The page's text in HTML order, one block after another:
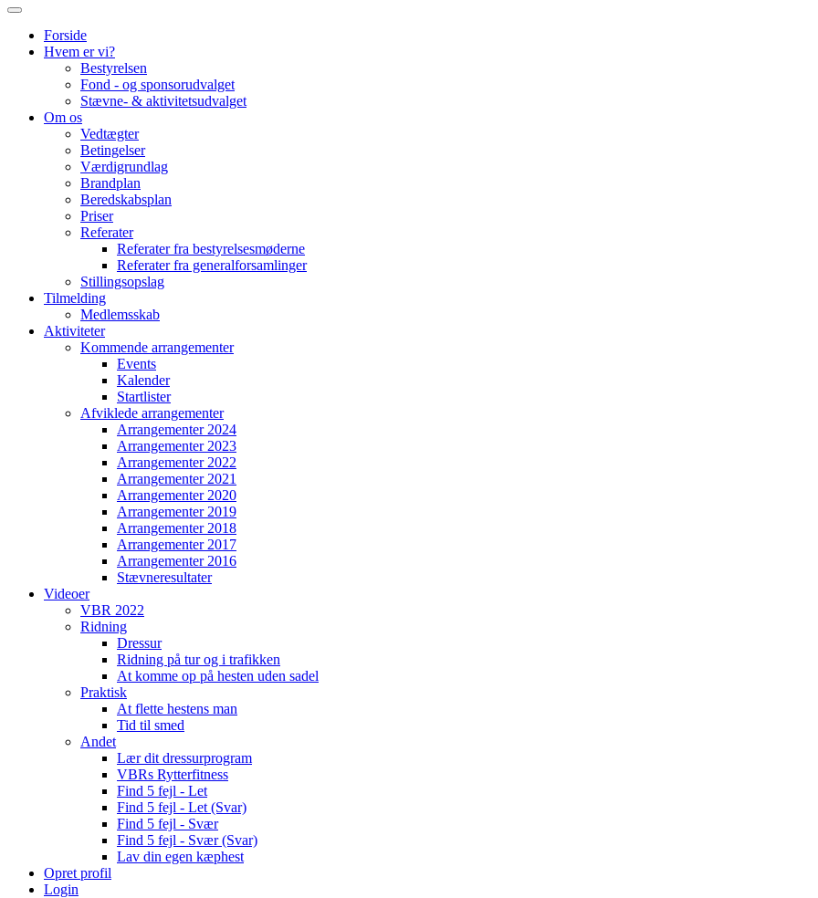
Forside
Hvem er vi?
Bestyrelsen
Fond - og sponsorudvalget
Stævne- & aktivitetsudvalget
Om os
Vedtægter
Betingelser
Værdigrundlag
Brandplan
Beredskabsplan
Priser
Referater
Referater fra bestyrelsesmøderne
Referater fra generalforsamlinger
Stillingsopslag
Tilmelding
Medlemsskab
Aktiviteter
Kommende arrangementer
Events
Kalender
Startlister
Afviklede arrangementer
Arrangementer 2024
Arrangementer 2023
Arrangementer 2022
Arrangementer 2021
Arrangementer 2020
Arrangementer 2019
Arrangementer 2018
Arrangementer 2017
Arrangementer 2016
Stævneresultater
Videoer
VBR 2022
Ridning
Dressur
Ridning på tur og i trafikken
At komme op på hesten uden sadel
Praktisk
At flette hestens man
Tid til smed
Andet
Lær dit dressurprogram
VBRs Rytterfitness
Find 5 fejl - Let
Find 5 fejl - Let (Svar)
Find 5 fejl - Svær
Find 5 fejl - Svær (Svar)
Lav din egen kæphest
Opret profil
Login